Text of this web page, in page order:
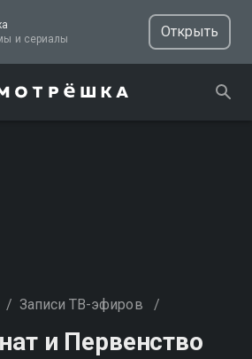
ТВ, фильмы и сериалы
Открыть
/ Записи ТВ-эфиров /
и Первенство